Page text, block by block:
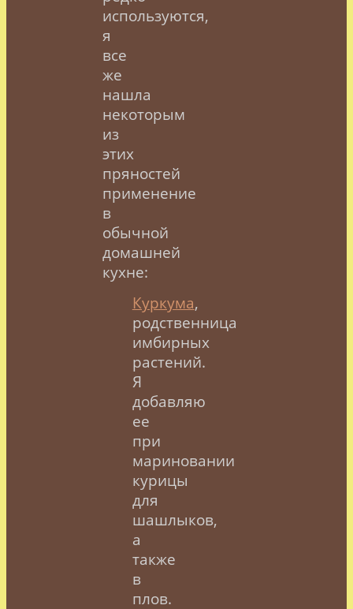
используются,
я
все
же
нашла
некоторым
из
этих
пряностей
применение
в
обычной
домашней
кухне:
Куркума,
родственница
имбирных
растений.
Я
добавляю
ее
при
мариновании
курицы
для
шашлыков,
а
также
в
плов.